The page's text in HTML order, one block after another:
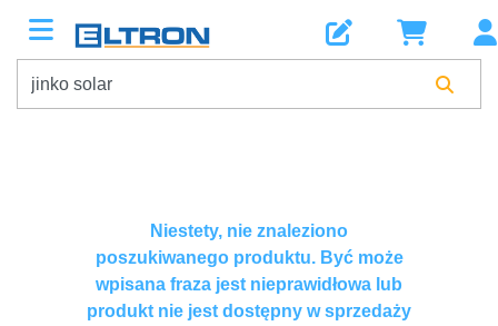
Niestety, nie znaleziono
poszukiwanego produktu. Być może
wpisana fraza jest nieprawidłowa lub
produkt nie jest dostępny w sprzedaży